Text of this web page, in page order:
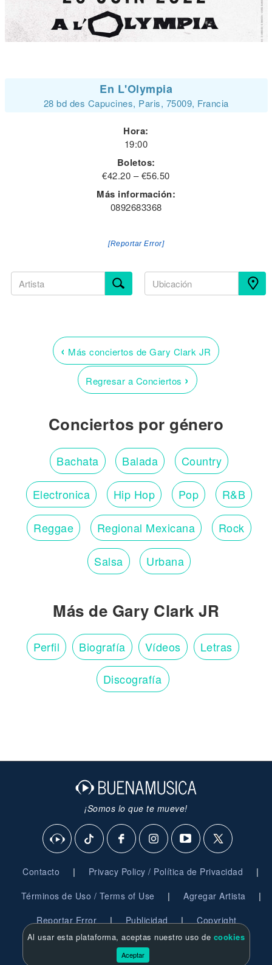
En L'Olympia
28 bd des Capucines, Paris, 75009, Francia
Hora:
19:00
Boletos:
€42.20 – €56.50
Más información:
0892683368
[Reportar Error]
‹ Más conciertos de Gary Clark JR
Regresar a Conciertos ›
Conciertos por género
Bachata Balada Country
Electronica Hip Hop Pop R&B
Reggae Regional Mexicana Rock
Salsa Urbana
Más de Gary Clark JR
Perfil Biografía Vídeos Letras
Discografía
¡Somos lo que te mueve!
Contacto | Privacy Policy / Política de Privacidad |
Términos de Uso / Terms of Use | Agregar Artista |
Reportar Error | Publicidad | Copyright
© 2026 BuenaMusica.com - Derechos Reservados
Al usar esta plataforma, aceptas nuestro uso de cookies
Aceptar